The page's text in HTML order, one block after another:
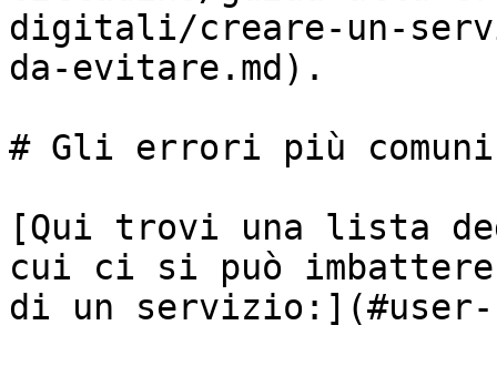
digitali/creare-un-
da-evitare.md).
# Gli errori più
[Qui trovi una lista
cui ci si può
di un